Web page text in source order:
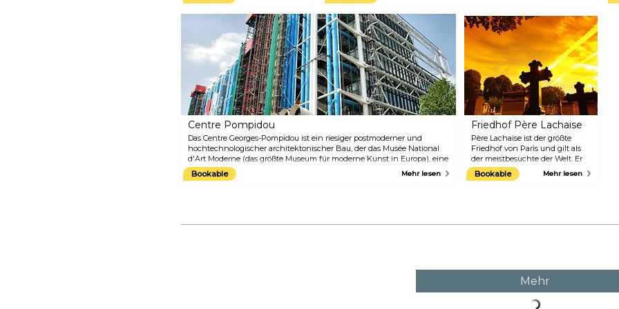
eine faszinierende und zugleich
unheimliche Attraktion. Gehen
Sie die vielen Stufen hinunter,
um diesen gespenstischen
unterirdischen Friedhof zu
erleben. Hier finden Sie die
knöchernen Überreste von
mehr als 6 Millionen Menschen,
die von einem alten Friedhof an
diesen Ort gebracht wurden.
Restaurants, Cafés und tonnenweise Geschäften besteht, und den
Walt Disney Studios, die darüber hinaus Kinos und Bühnen bieten.
Schlendern Sie die Main Street USA entlang, erkunden Sie exotische
Landschaften im Adventureland oder besuchen Sie Ihre
Lieblingsfiguren im Fantasyland. Auf Besucher jeden Alters wartet
jede Menge Spaß.
Centre Pompidou
Das Centre Georges-Pompidou ist ein riesiger postmoderner und
hochtechnologischer architektonischer Bau, der das Musée National
d'Art Moderne (das größte Museum für moderne Kunst in Europa), eine
große öffentliche Bibliothek und ein Zentrum für Musik und
akustische Forschung beherbergt. Sein Bau war umstritten, da der
Bookable Mehr lesen
Friedhof Père Lachaise
Père Lachaise ist der größte
Friedhof von Paris und gilt als
der meistbesuchte der Welt. Er
ist ein riesiger und friedlicher
Park und die letzte Ruhestätte
nennen.
Bookable Mehr lesen
Mehr